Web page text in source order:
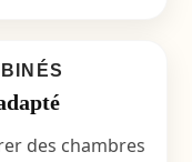
des chambres